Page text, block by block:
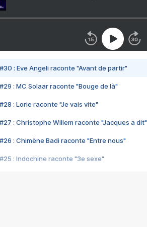
#30 : Eve Angeli raconte "Avant de partir"
#29 : MC Solaar raconte "Bouge de là"
#28 : Lorie raconte "Je vais vite"
#27 : Christophe Willem raconte "Jacques a dit"
#26 : Chimène Badi raconte "Entre nous"
#25 : Indochine raconte "3e sexe"